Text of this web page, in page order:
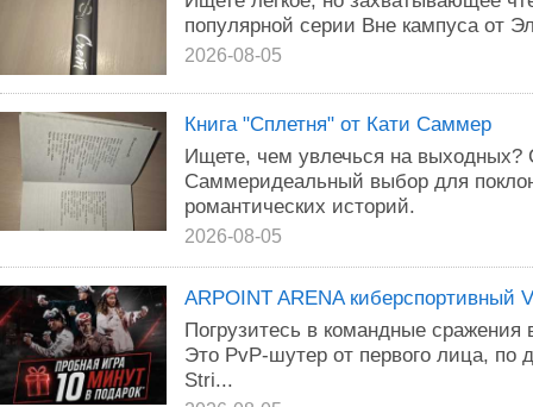
популярной серии Вне кампуса от
2026-08-05
Книга "Сплетня" от Кати Саммер
Ищете, чем увлечься на выходных?
Саммеридеальный выбор для
романтических историй.
2026-08-05
ARPOINT ARENA киберспортивный
Погрузитесь в командные сражения
Это PvP-шутер от первого лица,
Stri...